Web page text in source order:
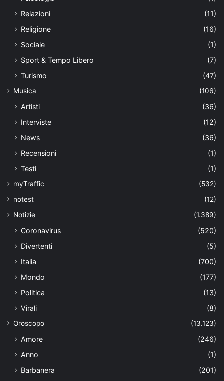
Relazioni
(11)
Religione
(16)
Sociale
(1)
Sport & Tempo Libero
(7)
Turismo
(47)
Musica (106)
Artisti
(36)
Interviste
(12)
News
(36)
Recensioni
(1)
Testi
(1)
myTraffic
(532)
notest
(12)
Notizie
(1.389)
Coronavirus
(520)
Divertenti
(5)
Italia
(700)
Mondo
(177)
Politica
(13)
Virali
(8)
Oroscopo (13.123)
Amore
(246)
Anno
(1)
Barbanera
(201)